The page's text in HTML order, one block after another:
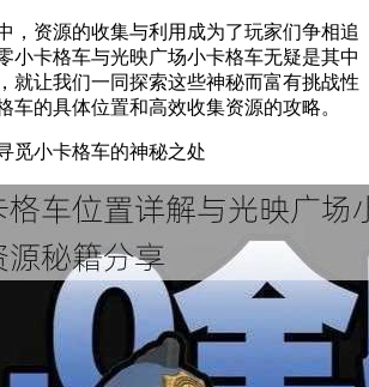
，资源的收集与利用成为了玩家们争相追
小卡格车与光映广场小卡格车无疑是其中
就让我们一同探索这些神秘而富有挑战性
车的具体位置和高效收集资源的攻略。
小卡格车的神秘之处